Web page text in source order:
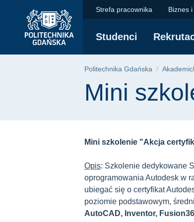
głównego
wyszukiwarki
Mini szkolenie
Strefa pracownika Biznes
Studenci
Ścieżka
Politechnika Gdańska
Treść strony
Mini
Mini szkolenie "Akcja
Opis: Szkolenie dedykowane
oprogramowania Autodesk w
ubiegać się o certyfikat
poziomie podstawowym,
AutoCAD, Inventor,